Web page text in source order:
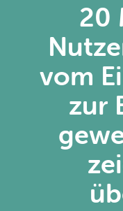
20
vom
zur